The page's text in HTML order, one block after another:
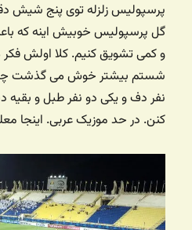
پرسپولیس زلزله توی پنج شیش
گل پرسپولیس خوبیش اینه که
و کمی تشویق کنیم. کلا اولش
شستم بیشتر خوش می گذشت
نفر دف و یکی دو نفر طبل و
کنن. در حد موزیک عربی. اینجا